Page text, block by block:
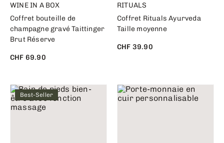
WINE IN A BOX
Coffret bouteille de
champagne gravé Taittinger
Brut Réserve
CHF 69.90
RITUALS
Coffret Rituals Ayurveda
Taille moyenne
CHF 39.90
Best-Seller